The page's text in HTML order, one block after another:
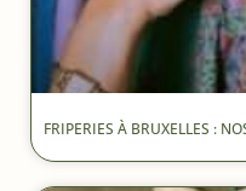
FRIPERIES À BRUXELLES :